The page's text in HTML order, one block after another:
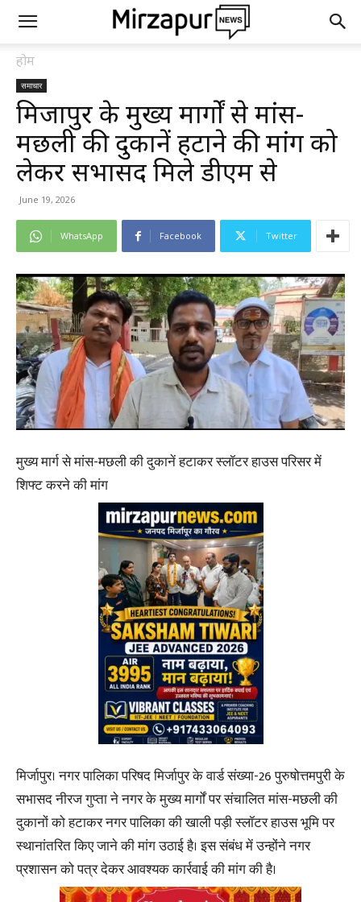
होम
समाचार
मिर्जापुर के मुख्य मार्गों से मांस-
मछली की दुकानें हटाने की मांग को
लेकर सभासद मिले डीएम से
June 19, 2026
WhatsApp Facebook Twitter
मुख्य मार्ग से मांस-मछली की दुकानें हटाकर स्लॉटर हाउस परिसर में
शिफ्ट करने की मांग
मिर्जापुर। नगर पालिका परिषद मिर्जापुर के वार्ड संख्या-26 पुरुषोत्तमपुरी के
सभासद नीरज गुप्ता ने नगर के मुख्य मार्गों पर संचालित मांस-मछली की
दुकानों को हटाकर नगर पालिका की खाली पड़ी स्लॉटर हाउस भूमि पर
स्थानांतरित किए जाने की मांग उठाई है। इस संबंध में उन्होंने नगर
प्रशासन को पत्र देकर आवश्यक कार्रवाई की मांग की है।